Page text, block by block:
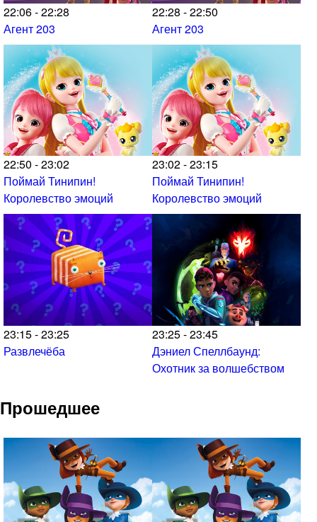
22:06 - 22:28
Агент 203
22:28 - 22:50
Агент 203
22:50 - 23:02
Поймай Тинипин!
Королевство эмоций
23:02 - 23:15
Поймай Тинипин!
Королевство эмоций
23:15 - 23:25
Развлечёба
23:25 - 23:45
Дэниел Спеллбаунд:
Охотник за волшебством
Прошедшее